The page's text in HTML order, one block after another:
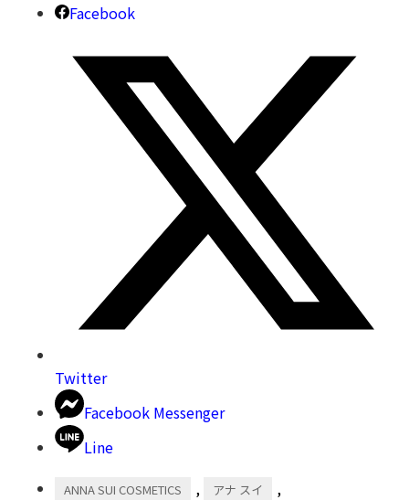
Facebook
Twitter
Facebook Messenger
Line
ANNA SUI COSMETICS , アナ スイ ,